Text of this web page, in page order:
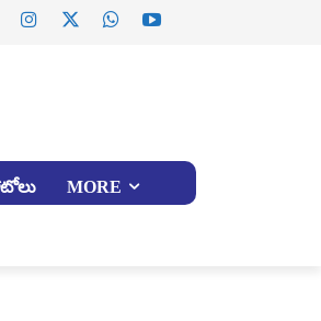
MORE